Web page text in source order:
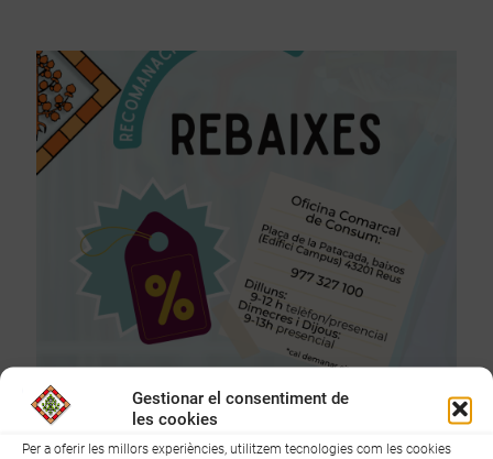
Gestionar el consentiment de
les cookies
Per a oferir les millors experiències, utilitzem tecnologies com les cookies
11 de gener de 2023